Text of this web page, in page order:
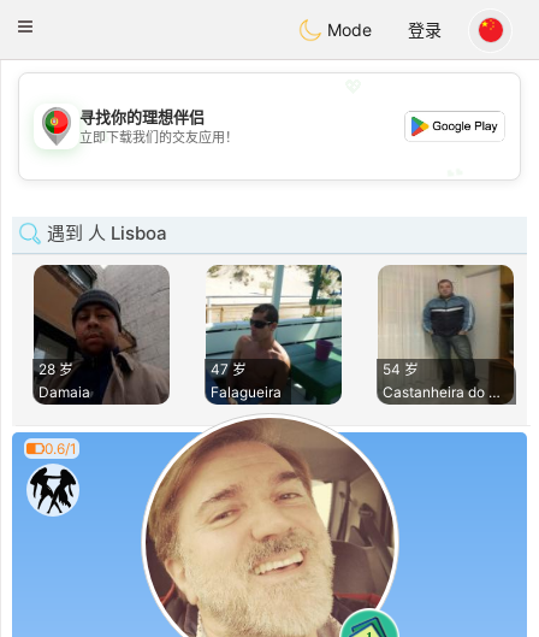
Portugues
Toggle
Mode 登录
💖
💕
寻找你的理想伴侣
立即下载我们的交友应用！
遇到 人 Lisboa
28 岁
Damaia
47 岁
Falagueira
54 岁
Castanheira do Rib
0.6/1